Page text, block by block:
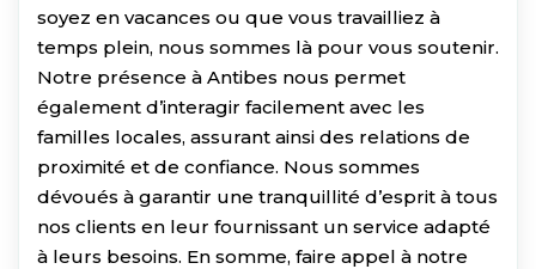
soyez en vacances ou que vous travailliez à
temps plein, nous sommes là pour vous soutenir.
Notre présence à Antibes nous permet
également d’interagir facilement avec les
familles locales, assurant ainsi des relations de
proximité et de confiance. Nous sommes
dévoués à garantir une tranquillité d’esprit à tous
nos clients en leur fournissant un service adapté
à leurs besoins. En somme, faire appel à notre